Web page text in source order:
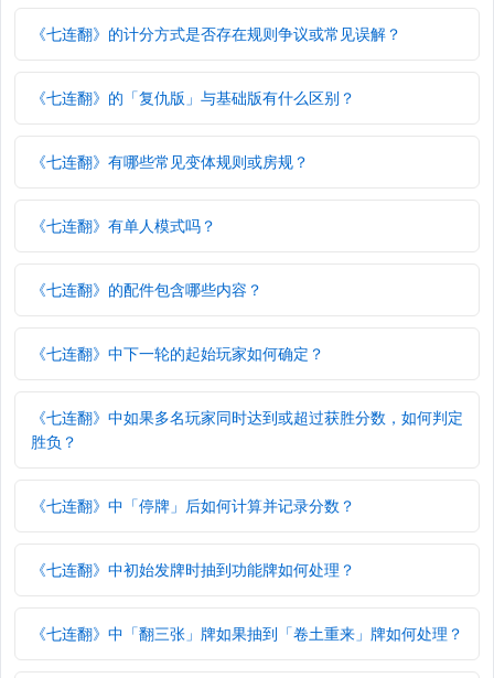
《七连翻》的计分方式是否存在规则争议或常见误解？
《七连翻》的「复仇版」与基础版有什么区别？
《七连翻》有哪些常见变体规则或房规？
《七连翻》有单人模式吗？
《七连翻》的配件包含哪些内容？
《七连翻》中下一轮的起始玩家如何确定？
《七连翻》中如果多名玩家同时达到或超过获胜分数，如何判定
胜负？
《七连翻》中「停牌」后如何计算并记录分数？
《七连翻》中初始发牌时抽到功能牌如何处理？
《七连翻》中「翻三张」牌如果抽到「卷土重来」牌如何处理？